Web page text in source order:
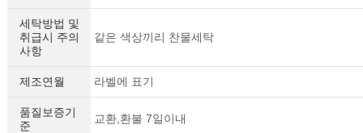
세탁방법 및
취급시 주의
사항
같은 색상끼리 찬물세탁
제조연월 라벨에 표기
품질보증기
준
교환,환불 7일이내